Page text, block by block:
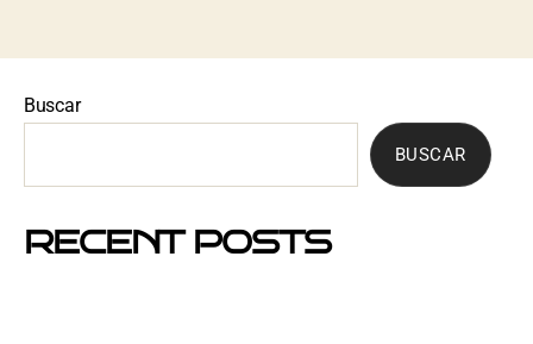
Buscar
BUSCAR
RECENT POSTS